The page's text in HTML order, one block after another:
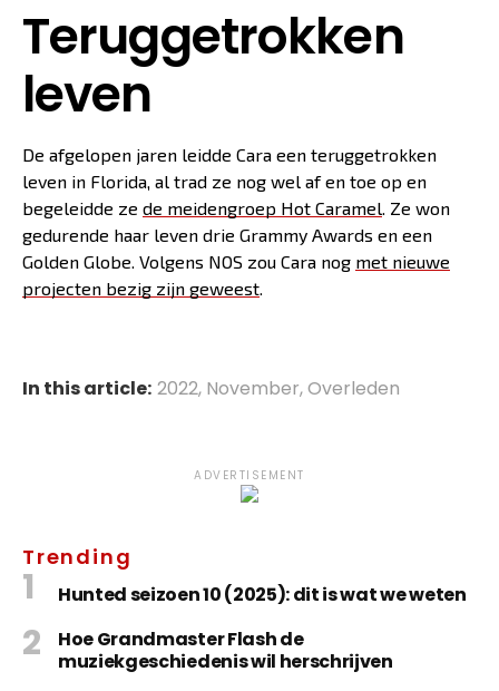
Teruggetrokken
leven
De afgelopen jaren leidde Cara een teruggetrokken
leven in Florida, al trad ze nog wel af en toe op en
begeleidde ze de meidengroep Hot Caramel . Ze won
gedurende haar leven drie Grammy Awards en een
Golden Globe. Volgens NOS zou Cara nog met nieuwe
projecten bezig zijn geweest
In this article: 2022, November,Overleden
ADVERTISEMENT
Trending
Hunted seizoen 10 (2025): dit is wat we weten
Hoe Grandmaster Flash de
muziekgeschiedenis wil herschrijven